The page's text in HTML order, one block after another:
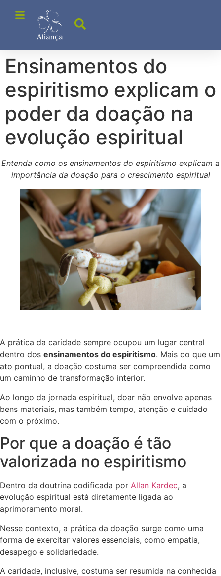
Ensinamentos do
espiritismo explicam o
poder da doação na
evolução espiritual
Entenda como os ensinamentos do espiritismo explicam a
importância da doação para o crescimento espiritual
A prática da caridade sempre ocupou um lugar central
dentro dos ensinamentos do espiritismo. Mais do que um
ato pontual, a doação costuma ser compreendida como
um caminho de transformação interior.
Ao longo da jornada espiritual, doar não envolve apenas
bens materiais, mas também tempo, atenção e cuidado
com o próximo.
Por que a doação é tão
valorizada no espiritismo
Dentro da doutrina codificada por Allan Kardec, a
evolução espiritual está diretamente ligada ao
aprimoramento moral.
Nesse contexto, a prática da doação surge como uma
forma de exercitar valores essenciais, como empatia,
desapego e solidariedade.
A caridade, inclusive, costuma ser resumida na conhecida